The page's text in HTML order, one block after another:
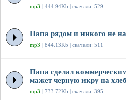
mp3 | 444.94Kb | скачали: 529
Папа рядом и никого не
mp3 | 844.13Kb | скачали: 511
Папа сделал
мажет черную икру на хлеб
mp3 | 733.72Kb | скачали: 395